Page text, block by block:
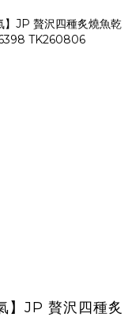
】JP 贅沢四種炙